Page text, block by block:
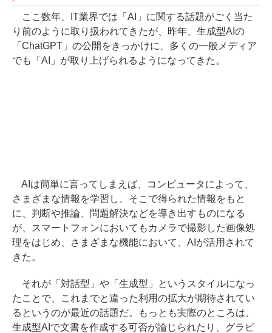
ここ数年、IT業界では「AI」に関する話題がごく当た
り前のように取り扱われてきたが、昨年、生成型AIの
「ChatGPT」の公開をきっかけに、多くの一般メディア
でも「AI」が取り上げられるようになってきた。
AIは簡単に言ってしまえば、コンピュータによって、
さまざまな情報を学習し、そこで得られた情報をもと
に、判断や推論、問題解決などを導き出すものになる
が、スマートフォンにおいてもカメラで撮影した画像処
理をはじめ、さまざまな機能において、AIが活用されて
きた。
それが「対話型」や「生成型」というスタイルになっ
たことで、これまでと違った利用の拡大が期待されてい
るというのが最近の話題だ。もっとも実際のところは、
生成型AIで文書を作成する可否が論じられたり、グラビ